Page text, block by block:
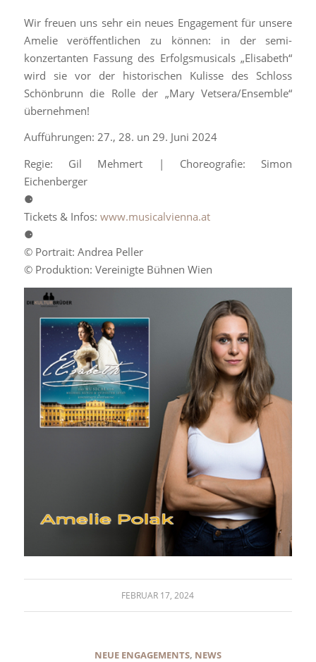
Wir freuen uns sehr ein neues Engagement für unsere
Amelie veröffentlichen zu können: in der semi-
konzertanten Fassung des Erfolgsmusicals „Elisabeth“
wird sie vor der historischen Kulisse des Schloss
Schönbrunn die Rolle der „Mary Vetsera/Ensemble“
übernehmen!
Aufführungen: 27., 28. un 29. Juni 2024
Regie: Gil Mehmert | Choreografie: Simon
Eichenberger
⚈
Tickets & Infos: www.musicalvienna.at
⚈
© Portrait: Andrea Peller
© Produktion: Vereinigte Bühnen Wien
FEBRUAR 17, 2024
NEUE ENGAGEMENTS, NEWS